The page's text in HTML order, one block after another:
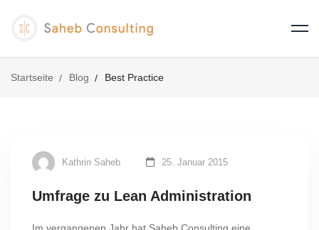
Startseite Blog Best Practice
Kathrin Saheb 25. Januar 2015
Umfrage zu Lean Administration